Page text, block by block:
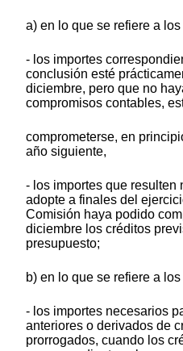
a) en lo que se refiere a
- los importes
conclusión esté
diciembre, pero que no
compromisos contables,
comprometerse, en
año siguiente,
- los importes que
adopte a finales del
Comisión haya podido
diciembre los créditos
presupuesto;
b) en lo que se refiere a
- los importes necesarios
anteriores o derivados de
prorrogados, cuando los